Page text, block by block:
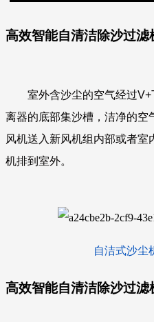
高效智能自清洁除沙过滤
室外含沙尘的空气经过
离器的底部集沙槽，洁净的空
风机送入新风机组内部或者
机排到室外。
自洁式沙尘
高效智能自清洁除沙过滤